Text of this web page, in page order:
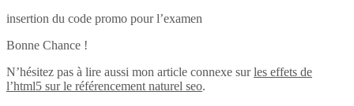
insertion du code promo pour l’examen
Bonne Chance !
N’hésitez pas à lire aussi mon article connexe surles effets de
l’html5 sur le référencement naturel seo.